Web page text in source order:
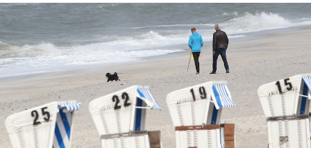
Sport
Mondiali calcio 2026
PODCAST
NEWSLETTER